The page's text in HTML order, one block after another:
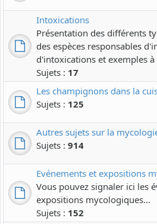
Intoxications
Présentation des différents
des espèces responsables
d'intoxications et exemples à
Sujets : 17
Les champignons dans la
Sujets : 125
Autres sujets sur la
Sujets : 914
Evénements et expositions
Vous pouvez signaler ici les
expositions mycologiques...
Sujets : 152